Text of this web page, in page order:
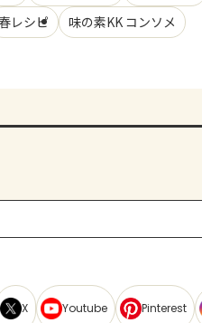
春レシピ 味の素KK コンソメ
X Youtube Pinterest